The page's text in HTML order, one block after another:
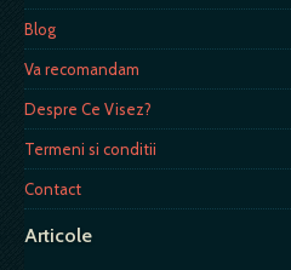
Blog
Va recomandam
Despre Ce Visez?
Termeni si conditii
Contact
Articole